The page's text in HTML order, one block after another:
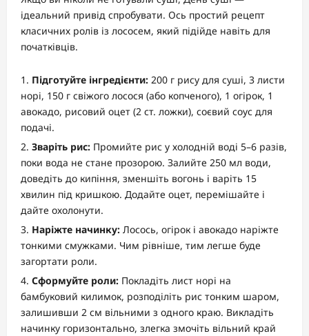
ідеальний привід спробувати. Ось простий рецепт
класичних ролів із лососем, який підійде навіть для
початківців.
Підготуйте інгредієнти: 200 г рису для суші, 3 листи
норі, 150 г свіжого лосося (або копченого), 1 огірок, 1
авокадо, рисовий оцет (2 ст. ложки), соєвий соус для
подачі.
Зваріть рис: Промийте рис у холодній воді 5–6 разів,
поки вода не стане прозорою. Залийте 250 мл води,
доведіть до кипіння, зменшіть вогонь і варіть 15
хвилин під кришкою. Додайте оцет, перемішайте і
дайте охолонути.
Наріжте начинку: Лосось, огірок і авокадо наріжте
тонкими смужками. Чим рівніше, тим легше буде
загортати роли.
Сформуйте роли: Покладіть лист норі на
бамбуковий килимок, розподіліть рис тонким шаром,
залишивши 2 см вільними з одного краю. Викладіть
начинку горизонтально, злегка змочіть вільний край